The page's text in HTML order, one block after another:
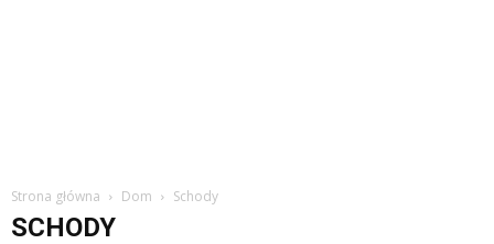
Strona główna Dom Schody
SCHODY